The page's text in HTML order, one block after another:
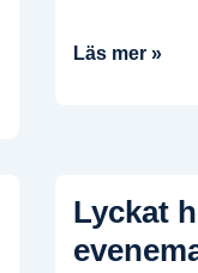
Registration
2022
is
Läs mer »
Lyckat